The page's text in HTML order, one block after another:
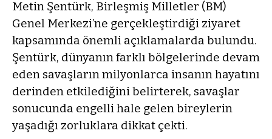
Metin Şentürk, Birleşmiş Milletler (BM)
Genel Merkezi’ne gerçekleştirdiği ziyaret
kapsamında önemli açıklamalarda bulundu.
Şentürk, dünyanın farklı bölgelerinde devam
eden savaşların milyonlarca insanın hayatını
derinden etkilediğini belirterek, savaşlar
sonucunda engelli hale gelen bireylerin
yaşadığı zorluklara dikkat çekti.